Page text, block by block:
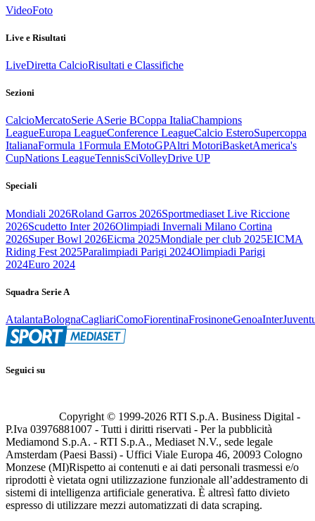
VideoFoto
Live e Risultati
LiveDiretta CalcioRisultati e Classifiche
Sezioni
CalcioMercatoSerie ASerie BCoppa ItaliaChampions
LeagueEuropa LeagueConference LeagueCalcio EsteroSupercoppa
ItalianaFormula 1Formula EMotoGPAltri MotoriBasketAmerica's
CupNations LeagueTennisSciVolleyDrive UP
Speciali
Mondiali 2026Roland Garros 2026Sportmediaset Live Riccione
2026Scudetto Inter 2026Olimpiadi Invernali Milano Cortina
2026Super Bowl 2026Eicma 2025Mondiale per club 2025EICMA
Riding Fest 2025Paralimpiadi Parigi 2024Olimpiadi Parigi
2024Euro 2024
Squadra Serie A
AtalantaBolognaCagliariComoFiorentinaFrosinoneGenoaInter
Seguici su
Copyright © 1999-2026 RTI S.p.A. Business Digital -
P.Iva 03976881007 - Tutti i diritti riservati - Per la pubblicità
Mediamond S.p.A. - RTI S.p.A., Mediaset N.V., sede legale
Amsterdam (Paesi Bassi) - Uffici Viale Europa 46, 20093 Cologno
Monzese (MI)Rispetto ai contenuti e ai dati personali trasmessi e/o
riprodotti è vietata ogni utilizzazione funzionale all’addestramento di
sistemi di intelligenza artificiale generativa. È altresì fatto divieto
espresso di utilizzare mezzi automatizzati di data scraping.